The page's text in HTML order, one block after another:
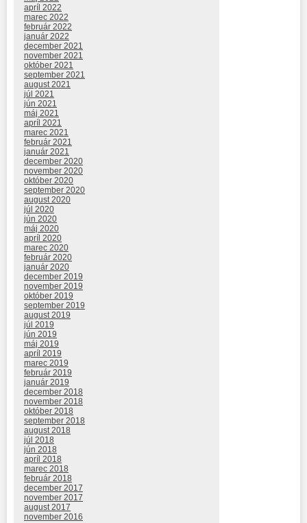
apríl 2022
marec 2022
február 2022
január 2022
december 2021
november 2021
október 2021
september 2021
august 2021
júl 2021
jún 2021
máj 2021
apríl 2021
marec 2021
február 2021
január 2021
december 2020
november 2020
október 2020
september 2020
august 2020
júl 2020
jún 2020
máj 2020
apríl 2020
marec 2020
február 2020
január 2020
december 2019
november 2019
október 2019
september 2019
august 2019
júl 2019
jún 2019
máj 2019
apríl 2019
marec 2019
február 2019
január 2019
december 2018
november 2018
október 2018
september 2018
august 2018
júl 2018
jún 2018
apríl 2018
marec 2018
február 2018
december 2017
november 2017
august 2017
november 2016